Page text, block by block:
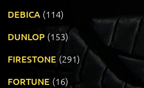
DEBICA (114)
DUNLOP (153)
FIRESTONE (291)
FORTUNE (16)